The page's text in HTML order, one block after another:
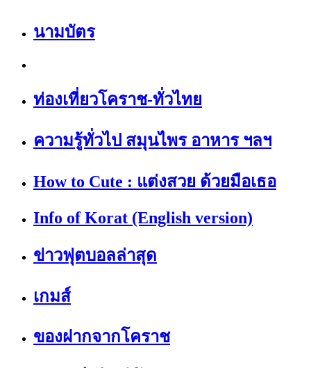
นามบัตร
ท่องเที่ยวโคราช-ทั่วไทย
ความรู้ทั่วไป สมุนไพร อาหาร ฯลฯ
How to Cute : แต่งสวย ด้วยมือเธอ
Info of Korat (English version)
ข่าวฟุตบอลล่าสุด
เกมส์
ของฝากจากโคราช